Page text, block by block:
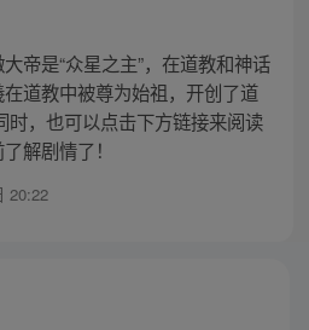
帝是“众星之主”，在道教和神话
道教中被尊为始祖，开创了道
时，也可以点击下方链接来阅读
解剧情了！
20:22